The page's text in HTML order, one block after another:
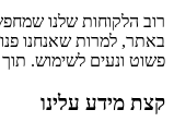
רוב הלקוחות שלנו
באתר, למרות שאנחנו
פשוט ונעים לשימוש.
קצת מידע עלינו